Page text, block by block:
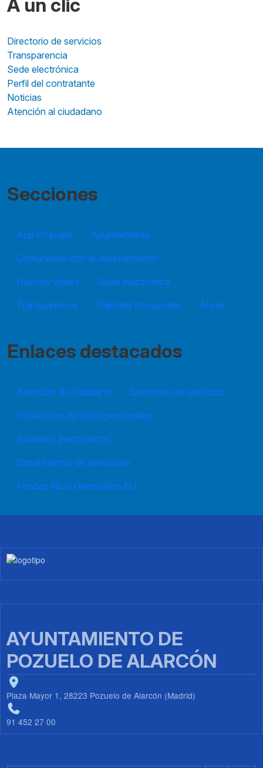
A un clic
Directorio de servicios
Transparencia
Sede electrónica
Perfil del contratante
Noticias
Atención al ciudadano
Secciones
App Pozuelo
Ayuntamiento
Comunícate con el Ayuntamiento
Hechos vitales
Sede electrónica
Transparencia
Trámites frecuentes Áreas
Enlaces destacados
Atención al ciudadano
Directorio de servicios
Protección de datos personales
Boletines electrónicos
Canal interno de denuncias
Fondos Next Generation EU
Imagen
AYUNTAMIENTO DE
POZUELO DE ALARCÓN
Plaza Mayor 1, 28223 Pozuelo de Alarcón (Madrid)
91 452 27 00